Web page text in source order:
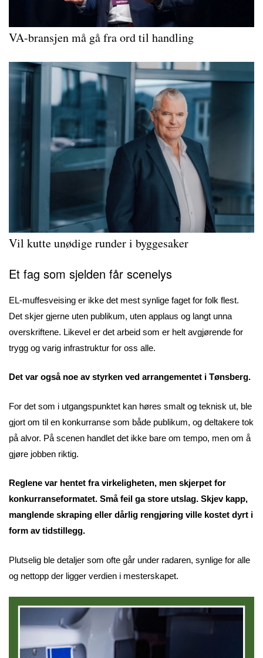
VA-bransjen må gå fra ord til handling
Vil kutte unødige runder i byggesaker
Et fag som sjelden får scenelys
EL-muffesveising er ikke det mest synlige faget for folk flest.
Det skjer gjerne uten publikum, uten applaus og langt unna
overskriftene. Likevel er det arbeid som er helt avgjørende for
trygg og varig infrastruktur for oss alle.
Det var også noe av styrken ved arrangementet i Tønsberg.
For det som i utgangspunktet kan høres smalt og teknisk ut, ble
gjort om til en konkurranse som både publikum, og deltakere tok
på alvor. På scenen handlet det ikke bare om tempo, men om å
gjøre jobben riktig.
Reglene var hentet fra virkeligheten, men skjerpet for
konkurranseformatet. Små feil ga store utslag. Skjev kapp,
manglende skraping eller dårlig rengjøring ville kostet dyrt i
form av tidstillegg.
Plutselig ble detaljer som ofte går under radaren, synlige for alle
og nettopp der ligger verdien i mesterskapet.